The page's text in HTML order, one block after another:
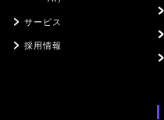
サービス
採用情報